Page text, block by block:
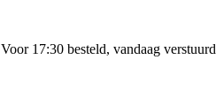
Voor 17:30 besteld, vandaag verstuurd